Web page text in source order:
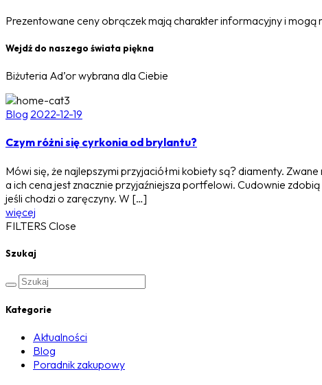
Prezentowane ceny obrączek mają charakter informacyjny i
Wejdź do naszego świata piękna
Biżuteria Ad’or wybrana dla Ciebie
Blog 2022-12-19
Czym różni się cyrkonia od brylantu?
Mówi się, że najlepszymi przyjaciółmi kobiety są? diamenty.
a ich cena jest znacznie przyjaźniejsza portfelowi. Cudownie
jeśli chodzi o zaręczyny. W […]
więcej
FILTERS Close
Szukaj
Kategorie
Aktualności
Blog
Poradnik zakupowy